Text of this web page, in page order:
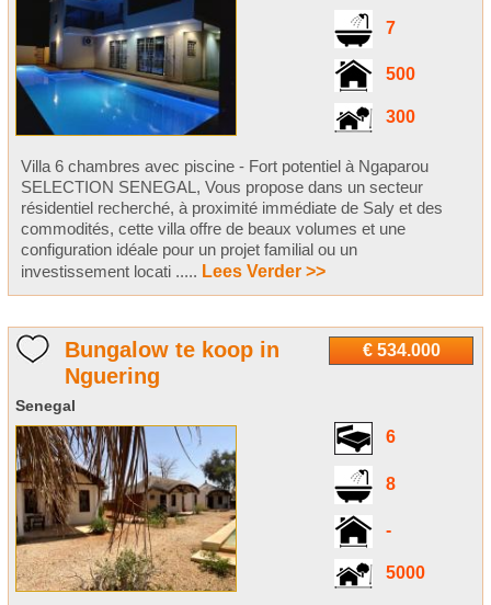
7
500
300
Villa 6 chambres avec piscine - Fort potentiel à Ngaparou
SELECTION SENEGAL, Vous propose dans un secteur
résidentiel recherché, à proximité immédiate de Saly et des
commodités, cette villa offre de beaux volumes et une
configuration idéale pour un projet familial ou un
investissement locati ..... Lees Verder >>
€ 534.000
Bungalow te koop in
Nguering
Senegal
6
8
-
5000